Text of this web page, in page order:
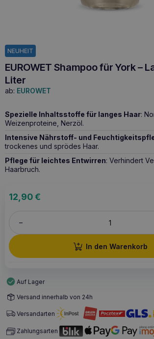
NEUHEIT
EUROWET Shampoo für York –
Liter
ab: EUROWET
Spezielle Inhaltsstoffe für langes Haar:
Weizenproteine, Nerzöl.
Intensive Nährstoff- und
trockenes und sprödes Haar.
Pflege für leichtes Entwirren: Verhindert
Haarbruch.
12,90€
–
In den Warenkorb
Auf Lager
Versand innerhalb von 24h
Versandarten
Zahlungsarten